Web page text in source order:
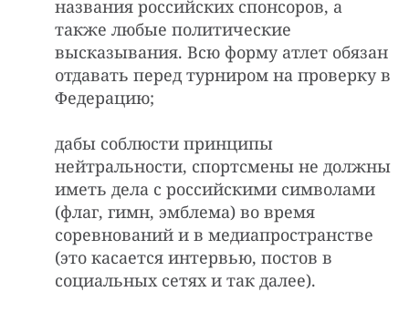
названия российских спонсоров, а
также любые политические
высказывания. Всю форму атлет обязан
отдавать перед турниром на проверку в
Федерацию;
дабы соблюсти принципы
нейтральности, спортсмены не должны
иметь дела с российскими символами
(флаг, гимн, эмблема) во время
соревнований и в медиапространстве
(это касается интервью, постов в
социальных сетях и так далее).